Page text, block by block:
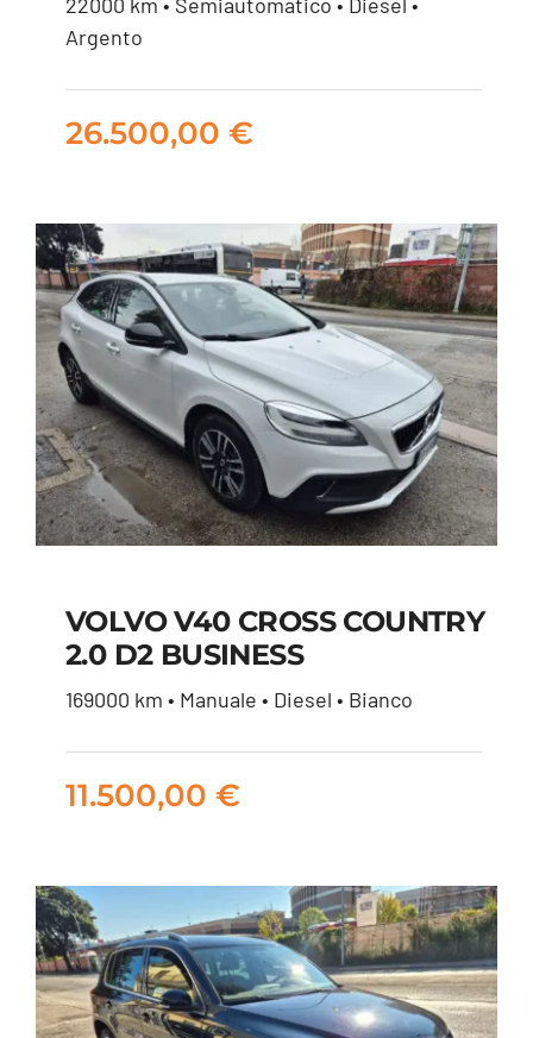
TDI SELECTION 150CV
26.500,00
Argento
26.500,00 €
VOLVO V40 CROSS
COUNTRY 2.0 D2
BUSINESS
11.500,00
VOLVO V40 CROSS COUNTRY
2.0 D2 BUSINESS
169000 km • Manuale • Diesel • Bianco
11.500,00 €